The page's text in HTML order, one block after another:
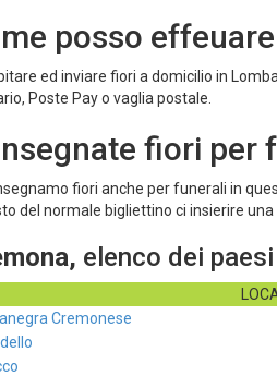
posso
ed inviare fiori a domicilio in
Poste Pay o vaglia postale.
fiori per
fiori anche per funerali in
del normale bigliettino ci insierire
elenco dei
Cremonese